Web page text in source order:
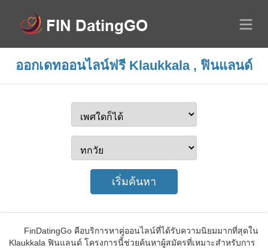
ออกเดทออนไลน์ฟรี Klaukkala , ฟินแลนด์
FinDatingGo คือบริการหาคู่ออนไลน์ที่ได้รับความนิยมมากที่สุดใน
Klaukkala ฟินแลนด์ โครงการนี้ช่วยค้นหาผู้สมัครที่เหมาะสำหรับการ